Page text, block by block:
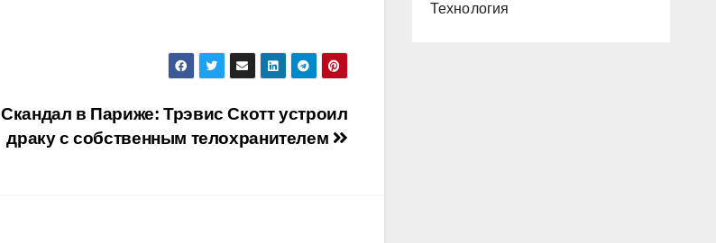
Скандал в Париже: Трэвис Скотт устроил
драку с собственным телохранителем
Технология